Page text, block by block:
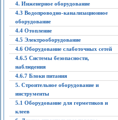
4. Инженерное оборудование
4.3 Водопроводно-канализационное
оборудование
4.4 Отопление
4.5 Электрооборудование
4.6 Оборудование слаботочных сетей
4.6.5 Системы безопасности,
наблюдения
4.6.7 Блоки питания
5. Строительное оборудование и
инструменты
5.1 Оборудование для герметиков и
клеев